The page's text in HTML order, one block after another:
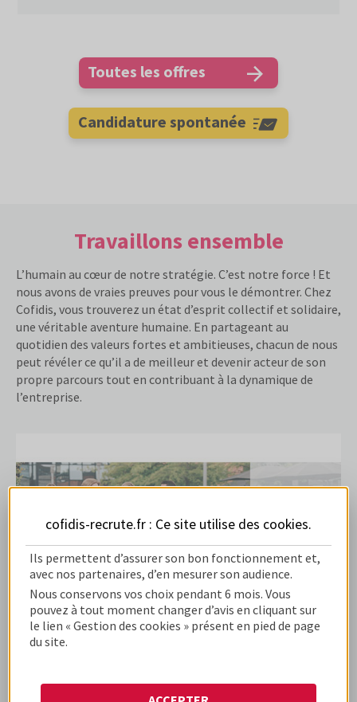
Toutes les offres
Candidature spontanée
Travaillons ensemble
L’humain au cœur de notre stratégie. C’est notre force ! Et
nous avons de vraies preuves pour vous le démontrer. Chez
Cofidis, vous trouverez un état d’esprit collectif et solidaire,
une véritable aventure humaine. En partageant au
quotidien des valeurs fortes et ambitieuses, chacun de nous
peut révéler ce qu’il a de meilleur et devenir acteur de son
propre parcours tout en contribuant à la dynamique de
l’entreprise.
ALTERNANCE ET STAGE CHEZ COFIDIS
cofidis-recrute.fr : Ce site utilise des cookies.
Ils permettent d’assurer son bon fonctionnement et,
avec nos partenaires, d’en mesurer son audience.
Nous conservons vos choix pendant 6 mois. Vous
pouvez à tout moment changer d’avis en cliquant sur
le lien « Gestion des cookies » présent en pied de page
du site.